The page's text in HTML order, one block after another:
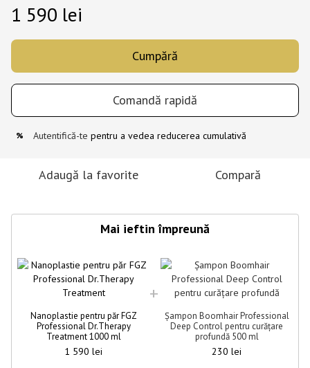
1 590 lei
Cumpără
Comandă rapidă
% Autentifică-te pentru a vedea reducerea cumulativă
Adaugă la favorite Compară
Mai ieftin împreună
Nanoplastie pentru păr FGZ
Professional Dr.Therapy
Treatment 1000 ml
1 590 lei
Șampon Boomhair Professional
Deep Control pentru curățare
profundă 500 ml
230 lei